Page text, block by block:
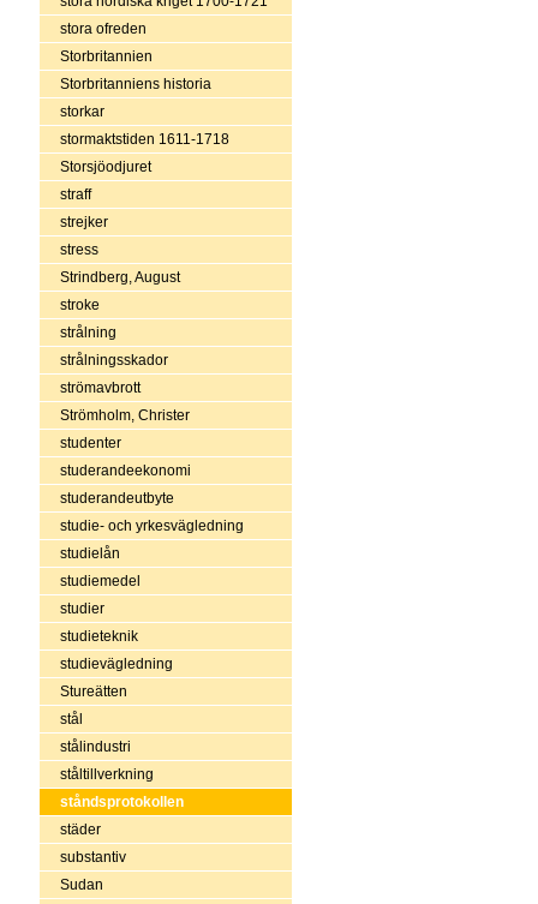
stora ofreden
Storbritannien
Storbritanniens historia
storkar
stormaktstiden 1611-1718
Storsjöodjuret
straff
strejker
stress
Strindberg, August
stroke
strålning
strålningsskador
strömavbrott
Strömholm, Christer
studenter
studerandeekonomi
studerandeutbyte
studie- och yrkesvägledning
studielån
studiemedel
studier
studieteknik
studievägledning
Stureätten
stål
stålindustri
ståltillverkning
ståndsprotokollen
städer
substantiv
Sudan